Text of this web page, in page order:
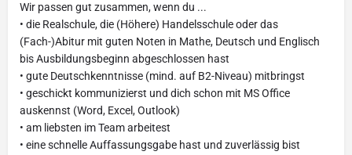
Wir passen gut zusammen, wenn du ...
• die Realschule, die (Höhere) Handelsschule oder das
(Fach-)Abitur mit guten Noten in Mathe, Deutsch und Englisch
bis Ausbildungsbeginn abgeschlossen hast
• gute Deutschkenntnisse (mind. auf B2-Niveau) mitbringst
• geschickt kommunizierst und dich schon mit MS Office
auskennst (Word, Excel, Outlook)
• am liebsten im Team arbeitest
• eine schnelle Auffassungsgabe hast und zuverlässig bist